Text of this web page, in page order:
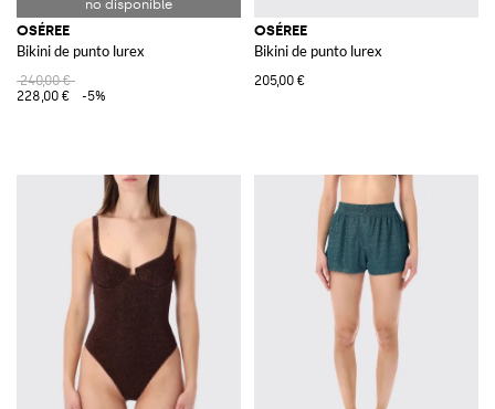
OSÉREE
Bikini de punto lurex
240,00 €
228,00 €
-5%
OSÉREE
Bikini de punto lurex
205,00 €